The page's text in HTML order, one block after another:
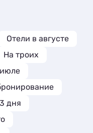
Отели в августе
На троих
дня